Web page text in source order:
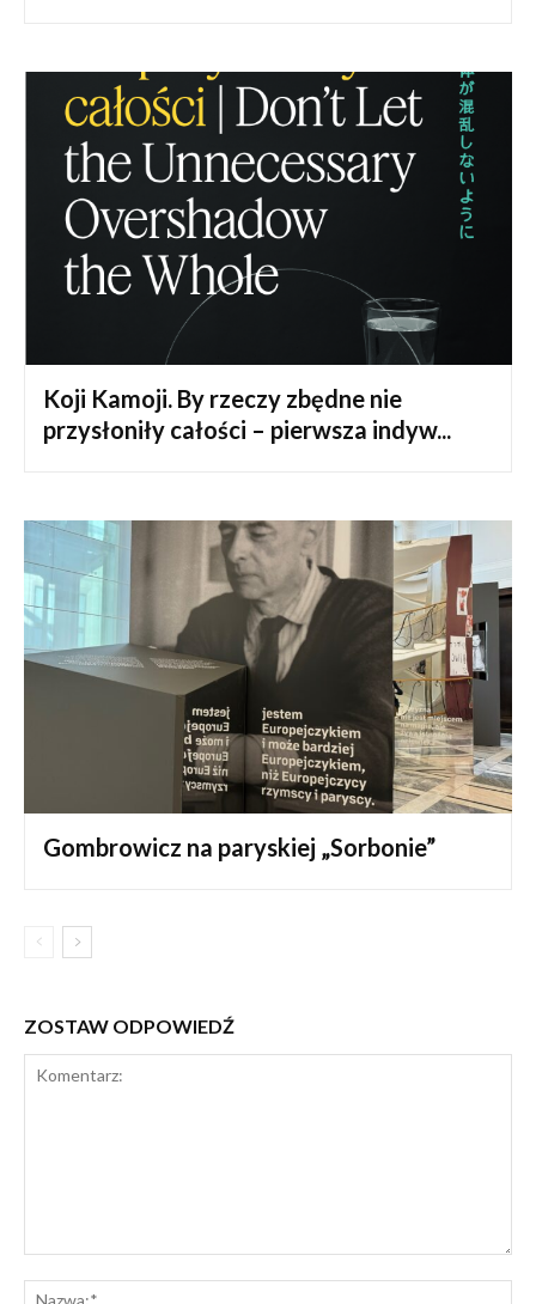
Koji Kamoji. By rzeczy zbędne nie
przysłoniły całości – pierwsza indyw...
Gombrowicz na paryskiej „Sorbonie”
ZOSTAW ODPOWIEDŹ